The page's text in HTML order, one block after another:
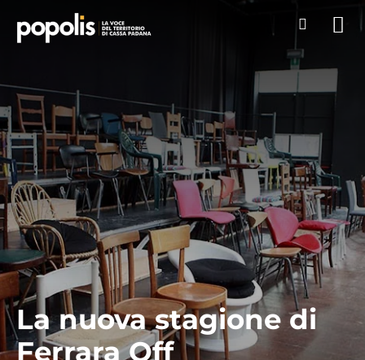
La nuova stagione di
Ferrara Off